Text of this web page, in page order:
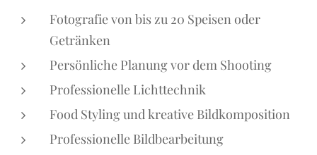
Fotografie von bis zu 20 Speisen oder
Getränken
Persönliche Planung vor dem Shooting
Professionelle Lichttechnik
Food Styling und kreative Bildkomposition
Professionelle Bildbearbeitung